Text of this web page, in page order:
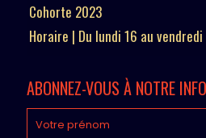
Cohorte 2023
Horaire | Du lundi 16 au
ABONNEZ-VOUS À NOTRE